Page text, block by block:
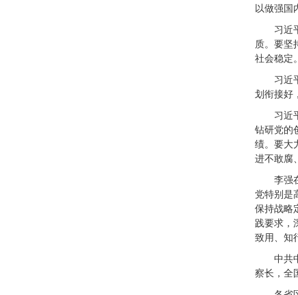
以做强国
习近
质。要坚
社会稳定。
习近
划衔接好
习近
钻研党的
绩。要大
进不敢腐
李强
党特别是
保持战略
践要求，
致用、知
中共
察长，全